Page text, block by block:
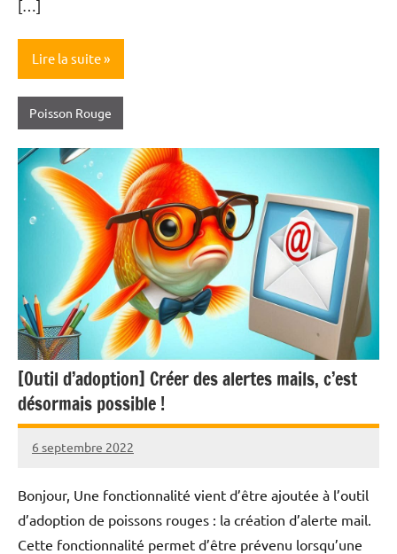
[…]
Lire la suite
Poisson Rouge
[Outil d’adoption] Créer des alertes mails, c’est
désormais possible !
6 septembre 2022
Nicolas
Bonjour, Une fonctionnalité vient d’être ajoutée à l’outil
d’adoption de poissons rouges : la création d’alerte mail.
Cette fonctionnalité permet d’être prévenu lorsqu’une